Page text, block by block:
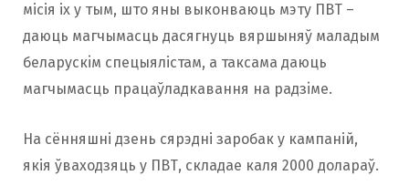
місія іх у тым, што яны выконваюць мэту ПВТ –
даюць магчымасць дасягнуць вяршыняў маладым
беларускiм спецыялістам, а таксама даюць
магчымасць працаўладкавання на радзiме.
На сённяшні дзень сярэдні заробак у кампаній,
якія ўваходзяць у ПВТ, складае каля 2000 долараў.